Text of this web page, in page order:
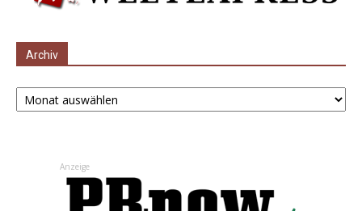
Archiv
Archiv
Anzeige